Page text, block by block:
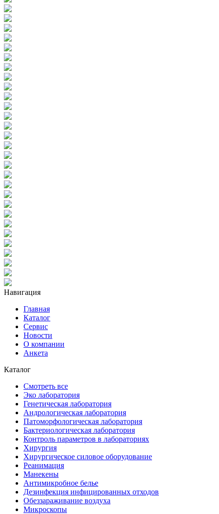
Навигация
Главная
Каталог
Сервис
Новости
О компании
Анкета
Каталог
Смотреть все
Эко лаборатория
Генетическая лаборатория
Андрологическая лаборатория
Патоморфологическая лаборатория
Бактериологическая лаборатория
Контроль параметров в лабораториях
Хирургия
Хирургическое силовое оборудование
Реанимация
Манекены
Антимикробное белье
Дезинфекция инфицированных отходов
Обеззараживание воздуха
Микроскопы